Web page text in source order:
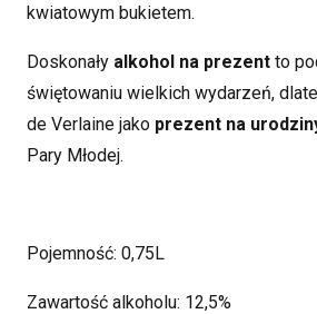
kwiatowym bukietem.
Doskonały alkohol na prezent to
świętowaniu wielkich wydarzeń,
de Verlaine jako prezent na
Pary Młodej.
Pojemność: 0,75L
Zawartość alkoholu: 12,5%